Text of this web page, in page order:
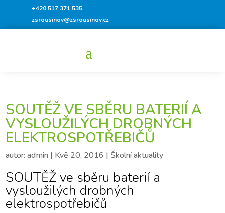
+420 517 371 535
zsrousinov@zsrousinov.cz
SOUTĚŽ VE SBĚRU BATERIÍ A
VYSLOUŽILÝCH DROBNÝCH
ELEKTROSPOTŘEBIČŮ
autor:admin | Kvě 20, 2016 | Školní aktuality
SOUTĚŽ ve sběru baterií a
vysloužilých drobných
elektrospotřebičů